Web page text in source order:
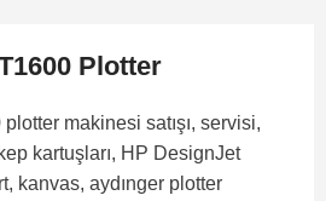
Plotter
makinesi satışı, servisi,
kartuşları, HP DesignJet
kanvas, aydınger plotter